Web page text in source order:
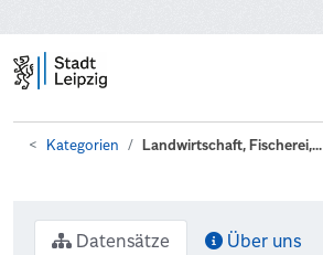
Kategorien Landwirtschaft, Fischerei,...
Datensätze Über uns